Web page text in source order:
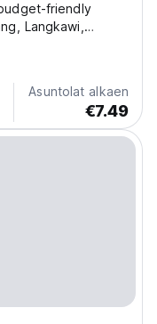
friendly
Langkawi,
Beach,
and travellers
Asuntolat alkaen
€7.49